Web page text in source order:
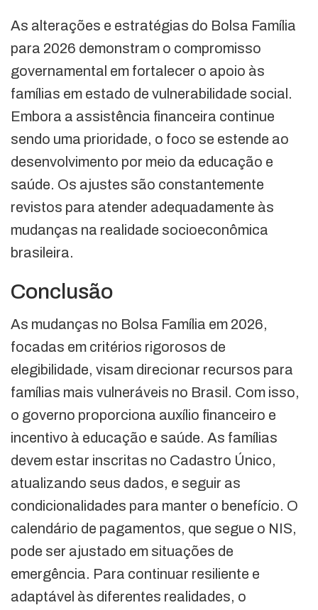
As alterações e estratégias do Bolsa Família
para 2026 demonstram o compromisso
governamental em fortalecer o apoio às
famílias em estado de vulnerabilidade social.
Embora a assistência financeira continue
sendo uma prioridade, o foco se estende ao
desenvolvimento por meio da educação e
saúde. Os ajustes são constantemente
revistos para atender adequadamente às
mudanças na realidade socioeconômica
brasileira.
Conclusão
As mudanças no Bolsa Família em 2026,
focadas em critérios rigorosos de
elegibilidade, visam direcionar recursos para
famílias mais vulneráveis no Brasil. Com isso,
o governo proporciona auxílio financeiro e
incentivo à educação e saúde. As famílias
devem estar inscritas no Cadastro Único,
atualizando seus dados, e seguir as
condicionalidades para manter o benefício. O
calendário de pagamentos, que segue o NIS,
pode ser ajustado em situações de
emergência. Para continuar resiliente e
adaptável às diferentes realidades, o